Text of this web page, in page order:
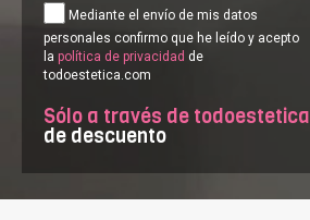
Mediante el envío de mis datos
personales confirmo que he leído y acepto
la política de privacidad de
todoestetica.com
Sólo a través de todoestetica
de descuento